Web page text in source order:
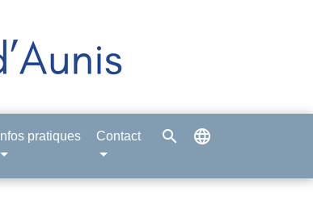
Infos pratiques Contact search language